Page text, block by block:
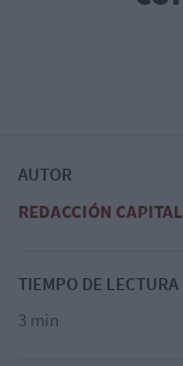
AUTOR
REDACCIÓN
TIEMPO DE LECTURA
3 min